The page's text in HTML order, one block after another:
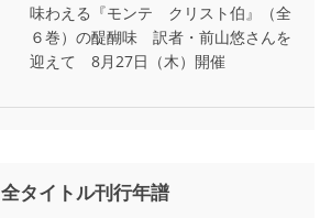
味わえる『モンテ゠クリスト伯』（全
６巻）の醍醐味 訳者・前山悠さんを
迎えて 8月27日（木）開催
全タイトル刊行年譜